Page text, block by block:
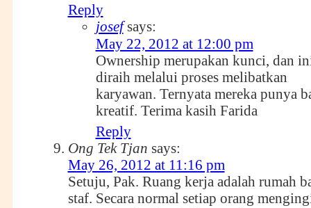
Reply
josef says:
May 22, 2012 at 12:00 pm
Ownership merupakan kunci, dan
diraih melalui proses melibatkan
karyawan. Ternyata mereka punya
kreatif. Terima kasih Farida
Reply
Ong Tek Tjan says:
May 26, 2012 at 11:16 pm
Setuju, Pak. Ruang kerja adalah rumah
staf. Secara normal setiap orang